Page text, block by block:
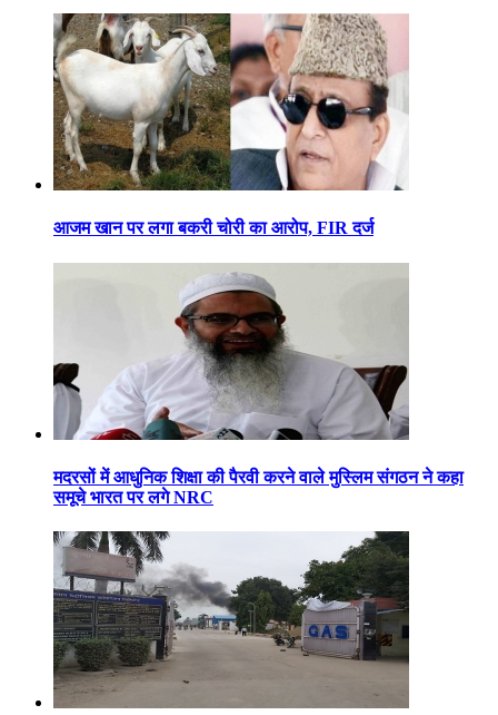
आजम खान पर लगा बकरी चोरी का आरोप, FIR दर्ज
मदरसों में आधुनिक शिक्षा की पैरवी करने वाले मुस्लिम संगठन ने कहा
समूचे भारत पर लगे NRC